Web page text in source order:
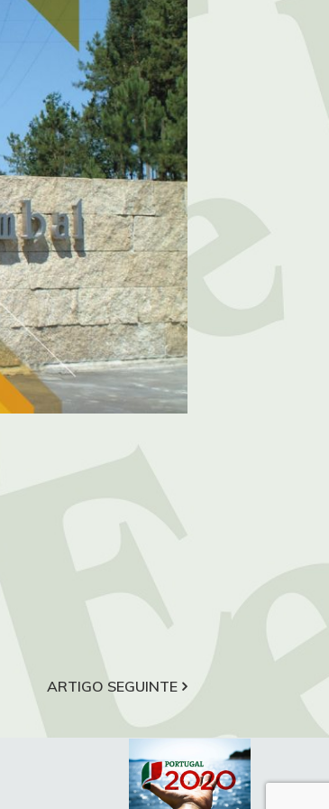
ARTIGO SEGUINTE